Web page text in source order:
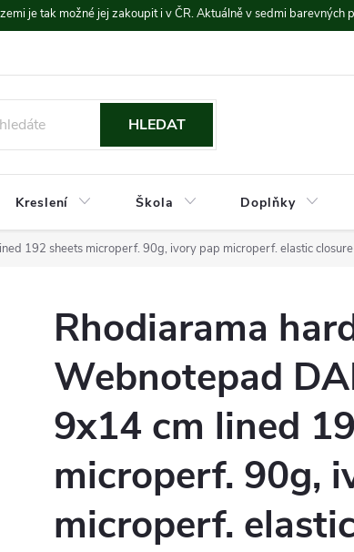
je tak možné jej zakoupit i v ČR. Aktuálně v sedmi barevných
HLEDAT
Kreslení Škola Doplňky
192 sheets microperf. 90g, ivory pap microperf. elastic closure
Rhodiarama
Webnotepad
9x14 cm lined
microperf. 90g,
microperf.